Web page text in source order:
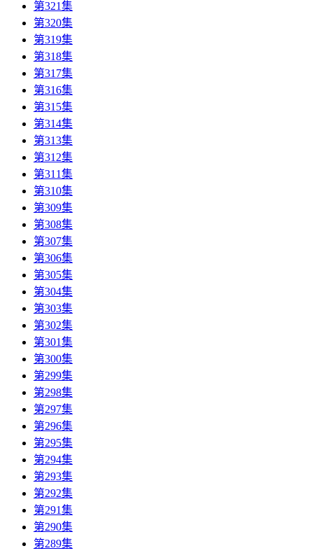
第321集
第320集
第319集
第318集
第317集
第316集
第315集
第314集
第313集
第312集
第311集
第310集
第309集
第308集
第307集
第306集
第305集
第304集
第303集
第302集
第301集
第300集
第299集
第298集
第297集
第296集
第295集
第294集
第293集
第292集
第291集
第290集
第289集